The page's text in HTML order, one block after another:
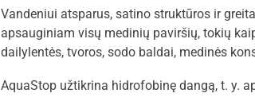
Vandeniui atsparus, satino struktūros ir
apsauginiam visų medinių paviršių, tokių
dailylentės, tvoros, sodo baldai, medinės
AquaStop užtikrina hidrofobinę dangą, t. y.